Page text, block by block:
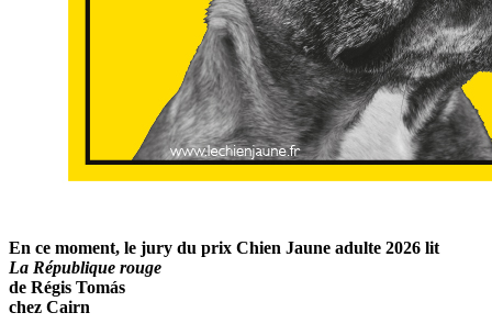
En ce moment, le jury du prix Chien Jaune adulte 2026 lit
La République rouge
de Régis Tomás
chez Cairn